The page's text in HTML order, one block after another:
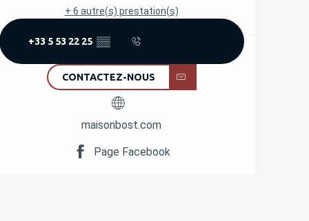
+ 6 autre(s) prestation(s)
+33 5 53 22 25 ▒▒
CONTACTEZ-NOUS
maisonbost.com
Page Facebook